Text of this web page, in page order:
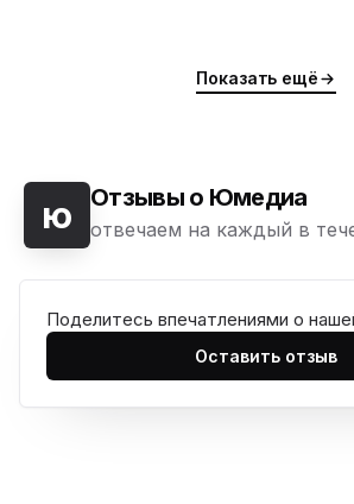
Показать ещё
ю Отзывы о Юмедиа
отвечаем на каждый в
Поделитесь впечатлениями о
Оставить отзыв